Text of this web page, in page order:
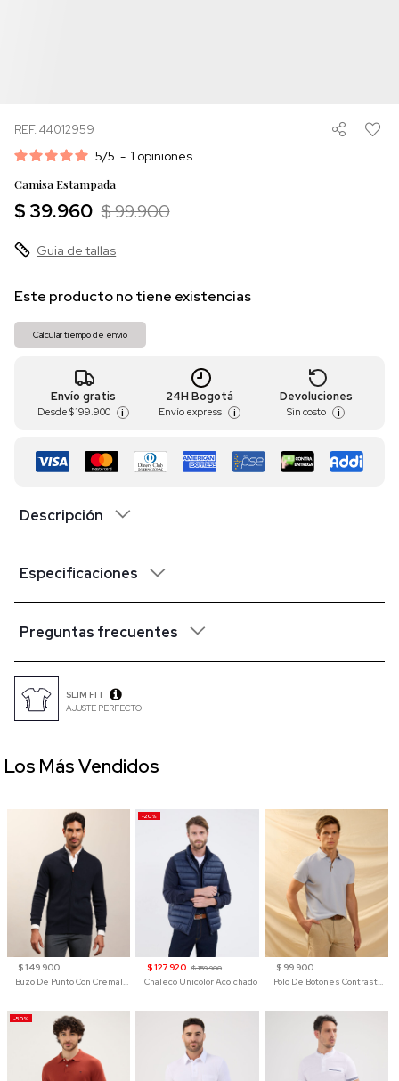
REF. 44012959
5/5 - 1 opiniones
Camisa Estampada
$ 39.960 $ 99.900
Guia de tallas
Este producto no tiene existencias
Calcular tiempo de envío
Envío gratis
Desde $ 199.900 i
24H Bogotá
Envío express i
Devoluciones
Sin costo i
Descripción
Especificaciones
Preguntas frecuentes
SLIM FIT
AJUSTE PERFECTO
$ 149.900
Buzo De Punto Con Cremallera Para Hombre
-20%
$ 127.920 $ 159.900
Chaleco Unicolor Acolchado
$ 99.900
Polo De Botones Contraste Para Hombre
-50%
Los Más Vendidos